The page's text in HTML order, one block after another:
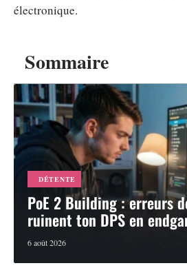
Sommaire
DÉTENTE
PoE 2 Building : erreurs
ruinent ton DPS en
6 août 2026
électronique.